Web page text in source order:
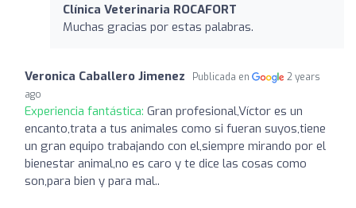
Clínica Veterinaria ROCAFORT
Muchas gracias por estas palabras.
Veronica Caballero Jimenez Publicada en
2 years
ago
Experiencia fantástica: Gran profesional,Víctor es un
encanto,trata a tus animales como si fueran suyos,tiene
un gran equipo trabajando con el,siempre mirando por el
bienestar animal,no es caro y te dice las cosas como
son,para bien y para mal..